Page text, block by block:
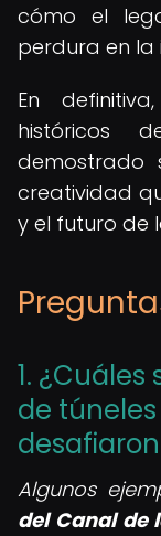
cómo el
perdura en la
En
históricos
demostrado
creatividad
y el futuro de
1.
de
Algunos
del Canal de